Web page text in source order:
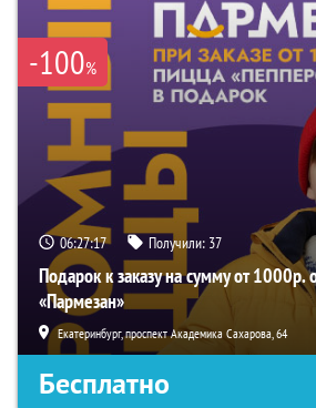
-100%
06:27:16 Получили: 37
Подарок к заказу на сумму от 1000р.
«Пармезан»
Екатеринбург, проспект Академика Сахарова, 64
Бесплатно